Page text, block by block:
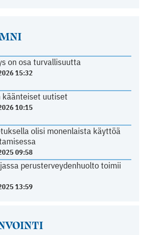
on osa turvallisuutta
15:32
käänteiset uutiset
10:15
olisi monenlaista käyttöä
09:58
perusterveydenhuolto toimii
13:59